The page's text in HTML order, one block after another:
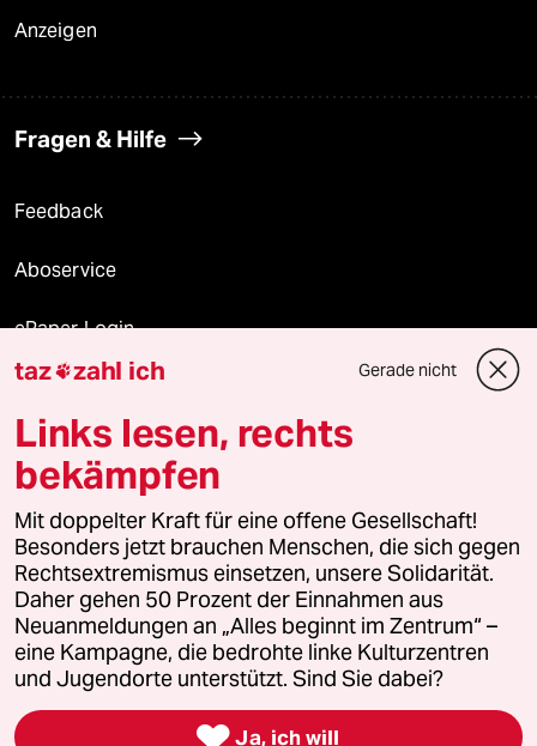
Anzeigen
Fragen & Hilfe
Feedback
Aboservice
ePaper Login
Downloads für Abonnierende
© 2026 taz Verlags und Vertriebs GmbH
Alle Rechte vorbehalten. Bei rechtlichen Fragen oder für Genehmigungen
wenden Sie sich bitte an
lizenzen@taz.de
Feedback Redaktionsstatut Kommune-Richtlinien
Leitlinie Informant Datenschutz Impressum AGB
Seitenwende Einwilligungen widerrufen (Ads)
taz zahl ich Gerade nicht
Links lesen, rechts
bekämpfen
Mit doppelter Kraft für eine offene Gesellschaft!
Besonders jetzt brauchen Menschen, die sich gegen
Rechtsextremismus einsetzen, unsere Solidarität.
Daher gehen 50 Prozent der Einnahmen aus
Neuanmeldungen an „Alles beginnt im Zentrum“ –
eine Kampagne, die bedrohte linke Kulturzentren
und Jugendorte unterstützt. Sind Sie dabei?
 Ja, ich will